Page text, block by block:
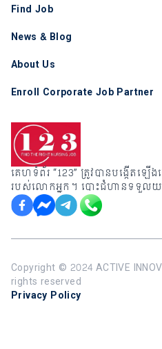
Find Job
News & Blog
About Us
Enroll Corporate Job Partner
គេហទំព័រ “123” ត្រូវបានបង្កើតឡើង
របស់លោកអ្នក។ បោះជំហានទទួល
Copyright ©️ 2024 ACTIVE
rights reserved
Privacy Policy